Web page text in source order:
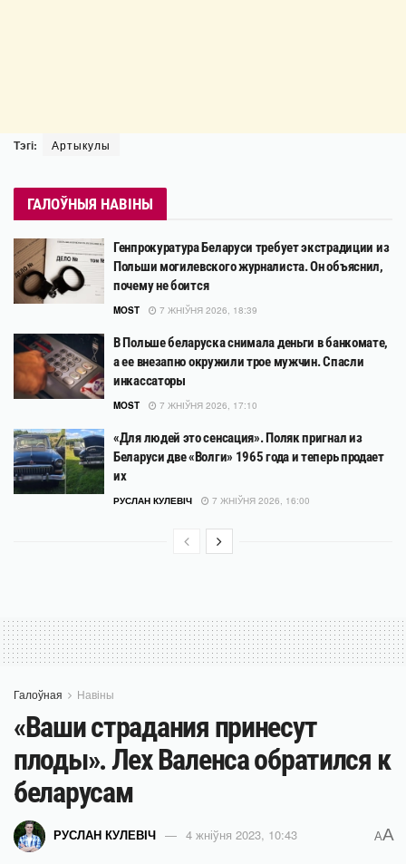
Тэгі: Артыкулы
ГАЛОЎНЫЯ НАВІНЫ
Генпрокуратура Беларуси требует экстрадиции из
Польши могилевского журналиста. Он объяснил,
почему не боится
MOST 7 ЖНІЎНЯ 2026, 18:39
В Польше беларуска снимала деньги в банкомате,
а ее внезапно окружили трое мужчин. Спасли
инкассаторы
MOST 7 ЖНІЎНЯ 2026, 17:10
«Для людей это сенсация». Поляк пригнал из
Беларуси две «Волги» 1965 года и теперь продает
их
РУСЛАН КУЛЕВІЧ 7 ЖНІЎНЯ 2026, 16:00
Галоўная Навіны
«Ваши страдания принесут
плоды». Лех Валенса обратился к
беларусам
РУСЛАН КУЛЕВІЧ 4 жніўня 2023, 10:43 AA